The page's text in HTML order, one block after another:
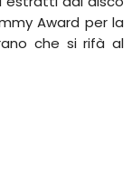
Award per la
che si rifà al